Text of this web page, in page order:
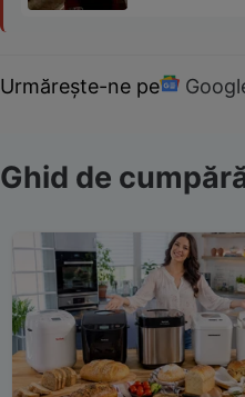
Urmărește-ne pe
Ghid de